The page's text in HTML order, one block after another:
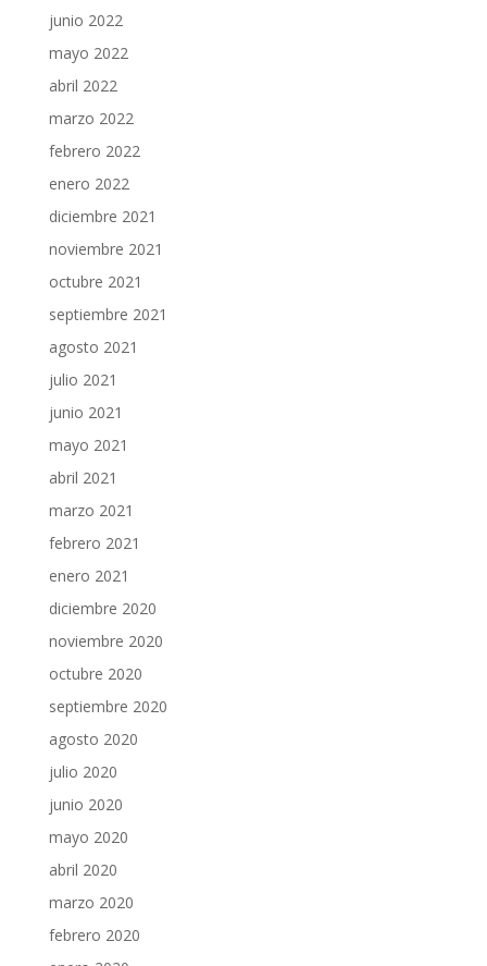
junio 2022
mayo 2022
abril 2022
marzo 2022
febrero 2022
enero 2022
diciembre 2021
noviembre 2021
octubre 2021
septiembre 2021
agosto 2021
julio 2021
junio 2021
mayo 2021
abril 2021
marzo 2021
febrero 2021
enero 2021
diciembre 2020
noviembre 2020
octubre 2020
septiembre 2020
agosto 2020
julio 2020
junio 2020
mayo 2020
abril 2020
marzo 2020
febrero 2020